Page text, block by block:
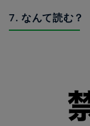
7. なんて読む？